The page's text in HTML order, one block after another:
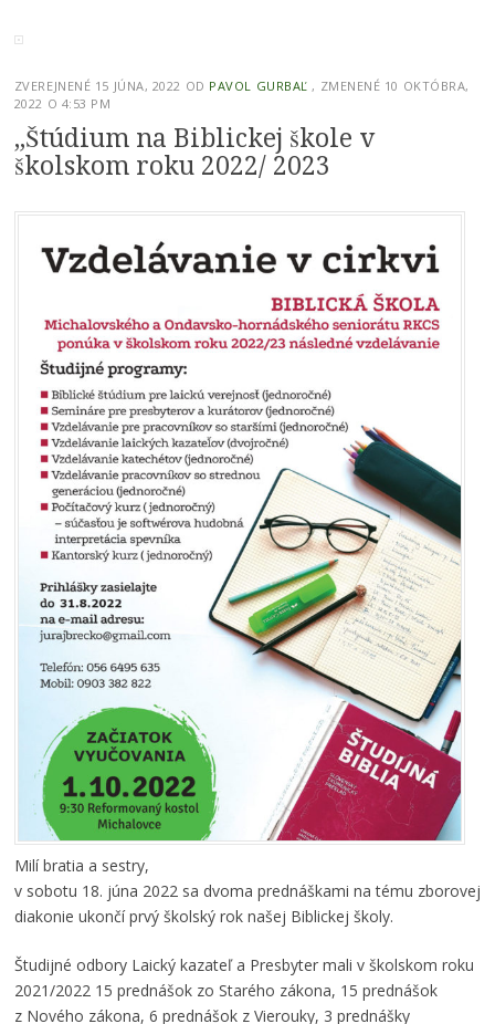
ZVEREJNENÉ 15 JÚNA, 2022 OD PAVOL GURBAĽ , ZMENENÉ 10 OKTÓBRA,
2022 O 4:53 PM
„Štúdium na Biblickej škole v
školskom roku 2022/ 2023
Milí bratia a sestry,
v sobotu 18. júna 2022 sa dvoma prednáškami na tému zborovej
diakonie ukončí prvý školský rok našej Biblickej školy.
Študijné odbory Laický kazateľ a Presbyter mali v školskom roku
2021/2022 15 prednášok zo Starého zákona, 15 prednášok
z Nového zákona, 6 prednášok z Vierouky, 3 prednášky